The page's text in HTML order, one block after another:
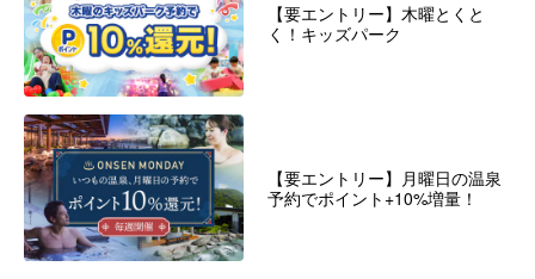
【要エントリー】木曜とくと
く！キッズパーク
【要エントリー】月曜日の温泉
予約でポイント+10%増量！